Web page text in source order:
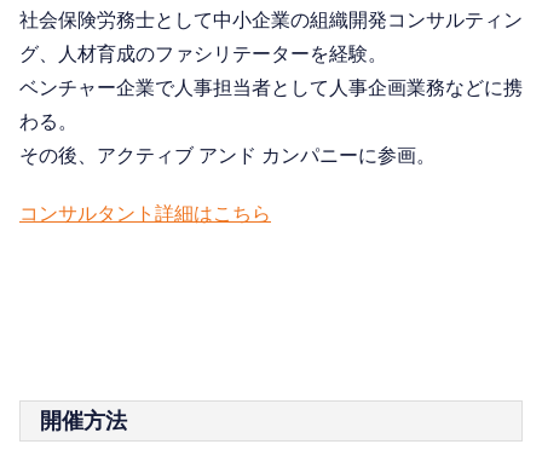
社会保険労務士として中小企業の組織開発コンサルティン
グ、人材育成のファシリテーターを経験。
ベンチャー企業で人事担当者として人事企画業務などに携
わる。
その後、アクティブ アンド カンパニーに参画。
コンサルタント詳細はこちら
開催方法